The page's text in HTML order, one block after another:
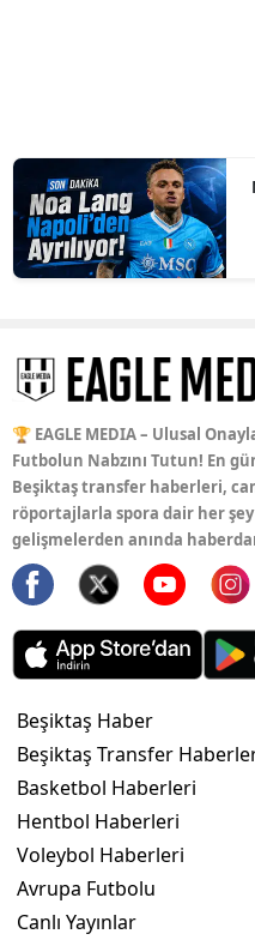
🏆 EAGLE MEDIA – Ulusal
Futbolun Nabzını Tutun! En
Beşiktaş transfer haberleri,
röportajlarla spora dair her
gelişmelerden anında
Beşiktaş Haber
Beşiktaş Transfer
Basketbol Haberleri
Hentbol Haberleri
Voleybol Haberleri
Avrupa Futbolu
Canlı Yayınlar